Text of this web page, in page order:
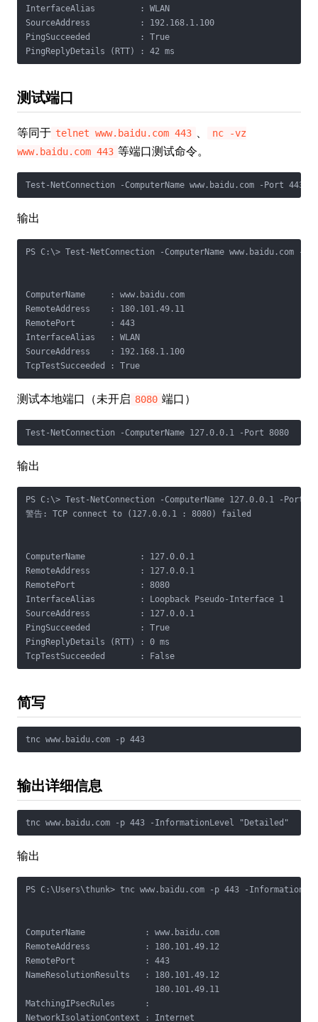
InterfaceAlias         : WLAN
SourceAddress          : 192.168.1.100
PingSucceeded          : True
PingReplyDetails (RTT) : 42 ms
测试端口
等同于 telnet www.baidu.com 443
nc -vz
www.baidu.com 443 等端口测试命令。
Test-NetConnection -ComputerName www.baidu.com -Port 443
输出
PS C:\> Test-NetConnection -ComputerName www.baidu.com -
ComputerName     : www.baidu.com
RemoteAddress    : 180.101.49.11
RemotePort       : 443
InterfaceAlias   : WLAN
SourceAddress    : 192.168.1.100
TcpTestSucceeded : True
测试本地端口（未开启 8080 端口）
Test-NetConnection -ComputerName 127.0.0.1 -Port 8080
输出
PS C:\> Test-NetConnection -ComputerName 127.0.0.1 -Port
警告: TCP connect to (127.0.0.1 : 8080) failed
ComputerName           : 127.0.0.1
RemoteAddress          : 127.0.0.1
RemotePort             : 8080
InterfaceAlias         : Loopback Pseudo-Interface 1
SourceAddress          : 127.0.0.1
PingSucceeded          : True
PingReplyDetails (RTT) : 0 ms
TcpTestSucceeded       : False
简写
tnc www.baidu.com -p 443
输出详细信息
tnc www.baidu.com -p 443 -InformationLevel "Detailed"
输出
PS C:\Users\thunk> tnc www.baidu.com -p 443 -
ComputerName            : www.baidu.com
RemoteAddress           : 180.101.49.12
RemotePort              : 443
NameResolutionResults   : 180.101.49.12
                          180.101.49.11
MatchingIPsecRules      :
NetworkIsolationContext : Internet